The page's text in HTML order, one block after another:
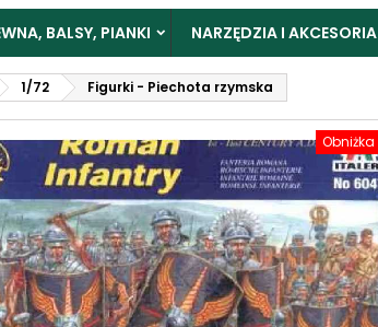
BALSY, PIANKI NARZĘDZIA I AKCESORIA
1/72 Figurki - Piechota rzymska
Obniżka